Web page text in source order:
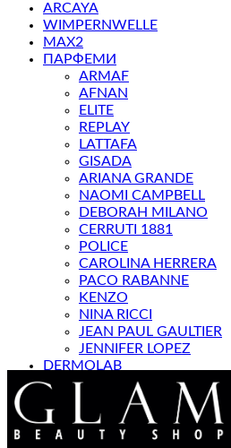
ARCAYA
WIMPERNWELLE
MAX2
ПАРФЕМИ
ARMAF
AFNAN
ELITE
REPLAY
LATTAFA
GISADA
ARIANA GRANDE
NAOMI CAMPBELL
DEBORAH MILANO
CERRUTI 1881
POLICE
CAROLINA HERRERA
PACO RABANNE
KENZO
NINA RICCI
JEAN PAUL GAULTIER
JENNIFER LOPEZ
DERMOLAB
МАГАЗИН